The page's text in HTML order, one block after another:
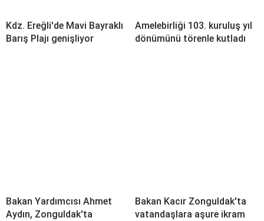
Kdz. Ereğli'de Mavi Bayraklı
Barış Plajı genişliyor
Amelebirliği 103. kuruluş yıl
dönümünü törenle kutladı
Bakan Yardımcısı Ahmet
Aydın, Zonguldak'ta
Bakan Kacır Zonguldak'ta
vatandaşlara aşure ikram